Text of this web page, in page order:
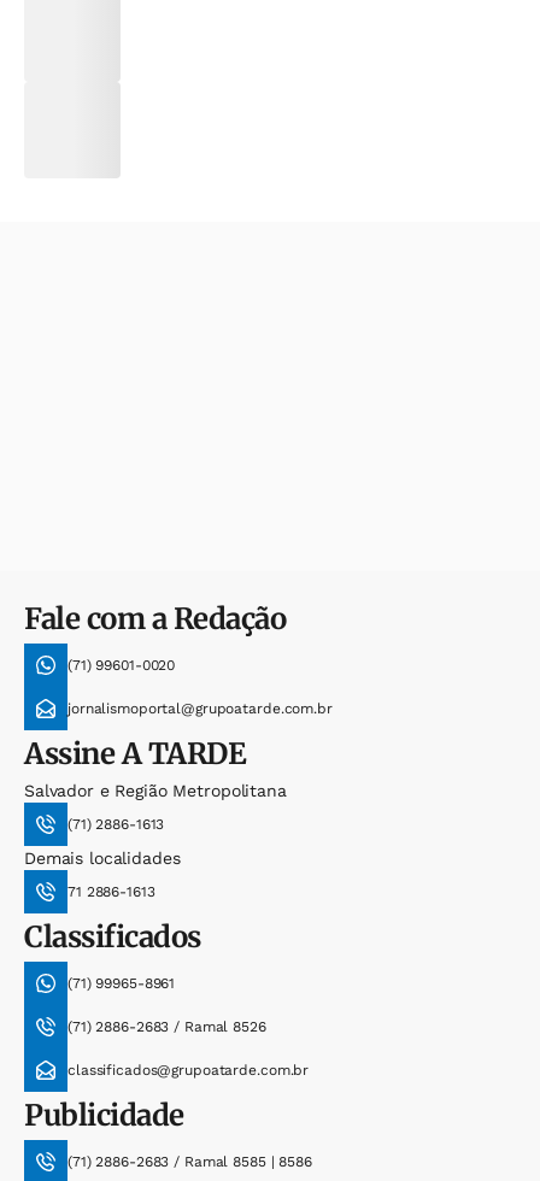
Fale com a Redação
(71) 99601-0020
jornalismoportal@grupoatarde.com.br
AssineA TARDE
Salvador e Região Metropolitana
(71) 2886-1613
Demais localidades
71 2886-1613
Classificados
(71) 99965-8961
(71) 2886-2683 / Ramal 8526
classificados@grupoatarde.com.br
Publicidade
(71) 2886-2683 / Ramal 8585 | 8586